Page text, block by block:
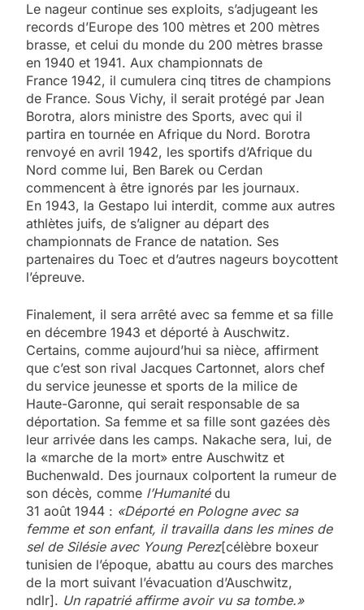
Le nageur continue ses exploits, s’adjugeant les
records d’Europe des 100 mètres et 200 mètres
brasse, et celui du monde du 200 mètres brasse
en 1940 et 1941. Aux championnats de
France 1942, il cumulera cinq titres de champions
de France. Sous Vichy, il serait protégé par Jean
Borotra, alors ministre des Sports, avec qui il
partira en tournée en Afrique du Nord. Borotra
renvoyé en avril 1942, les sportifs d’Afrique du
Nord comme lui, Ben Barek ou Cerdan
commencent à être ignorés par les journaux.
En 1943, la Gestapo lui interdit, comme aux autres
athlètes juifs, de s’aligner au départ des
championnats de France de natation. Ses
partenaires du Toec et d’autres nageurs boycottent
l’épreuve.
Finalement, il sera arrêté avec sa femme et sa fille
en décembre 1943 et déporté à Auschwitz.
Certains, comme aujourd’hui sa nièce, affirment
que c’est son rival Jacques Cartonnet, alors chef
du service jeunesse et sports de la milice de
Haute-Garonne, qui serait responsable de sa
déportation. Sa femme et sa fille sont gazées dès
leur arrivée dans les camps. Nakache sera, lui, de
la «marche de la mort» entre Auschwitz et
Buchenwald. Des journaux colportent la rumeur de
son décès, comme l’Humanitédu
31 août 1944 : «Déporté en Pologne avec sa
femme et son enfant, il travailla dans les mines de
sel de Silésie avec Young Perez[célèbre boxeur
tunisien de l’époque, abattu au cours des marches
de la mort suivant l’évacuation d’Auschwitz,
ndlr]. Un rapatrié affirme avoir vu sa tombe.»